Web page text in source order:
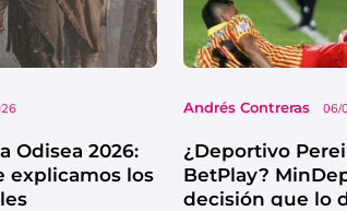
Odisea 2026:
explicamos los
Andrés Contreras 06/
¿Deportivo
BetPlay?
decisión que lo